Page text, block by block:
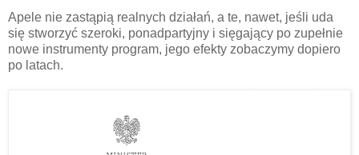
Apele nie zastąpią realnych działań, a te, nawet, jeśli uda
się stworzyć szeroki, ponadpartyjny i sięgający po zupełnie
nowe instrumenty program, jego efekty zobaczymy dopiero
po latach.